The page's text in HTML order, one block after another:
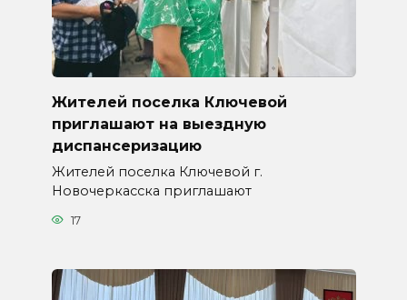
Жителей поселка Ключевой
приглашают на выездную
диспансеризацию
Жителей поселка Ключевой г.
Новочеркасска приглашают
17